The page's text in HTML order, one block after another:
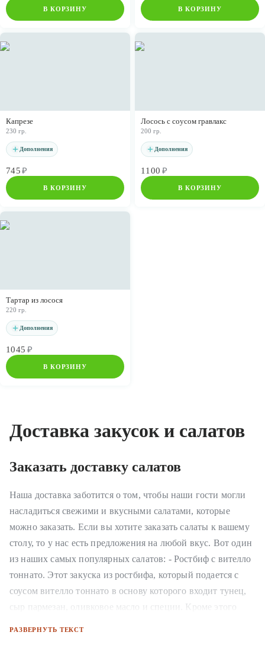
В КОРЗИНУ В КОРЗИНУ
Капрезе
230 гр.
Дополнения
745 ₽
В КОРЗИНУ
Лосось с соусом гравлакс
200 гр.
Дополнения
1100 ₽
В КОРЗИНУ
Тартар из лосося
220 гр.
Дополнения
1045 ₽
В КОРЗИНУ
Доставка закусок и салатов
Заказать доставку салатов
Наша доставка заботится о том, чтобы наши гости могли
насладиться свежими и вкусными салатами, которые
можно заказать. Если вы хотите заказать салаты к вашему
столу, то у нас есть предложения на любой вкус. Вот один
из наших самых популярных салатов: - Ростбиф с вителло
тоннато. Этот закуска из ростбифа, который подается с
соусом вителло тоннато в основу которого входит тунец,
сыр пармезан, оливковое масло и специи. Кроме этого
РАЗВЕРНУТЬ ТЕКСТ